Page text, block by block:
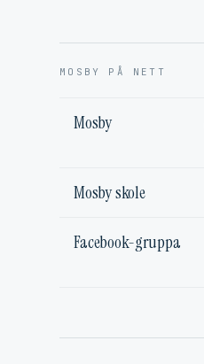
MOSBY PÅ NETT
Mosby
Mosby skole
Facebook-gruppa